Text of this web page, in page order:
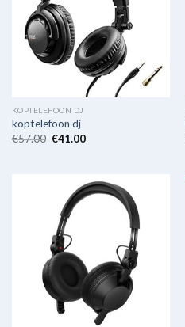
KOPTELEFOON DJ
koptelefoon dj
€57.00 €41.00